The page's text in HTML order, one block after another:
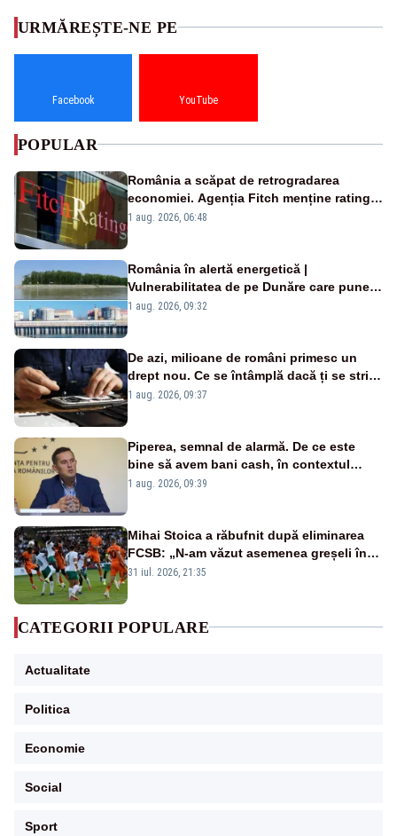
URMĂREȘTE-NE PE
Facebook YouTube
POPULAR
România a scăpat de retrogradarea
economiei. Agenția Fitch menține ratingul
„BBB-” cu perspectivă negativă
1 aug. 2026, 06:48
România în alertă energetică |
Vulnerabilitatea de pe Dunăre care pune
în pericol Centrala Cernavodă era
1 aug. 2026, 09:32
De azi, milioane de români primesc un
drept nou. Ce se întâmplă dacă ți se strică
un produs
1 aug. 2026, 09:37
Piperea, semnal de alarmă. De ce este
bine să avem bani cash, în contextul
alertei energetice?
1 aug. 2026, 09:39
Mihai Stoica a răbufnit după eliminarea
FCSB: „N-am văzut asemenea greșeli în
190 de meciuri europene”
31 iul. 2026, 21:35
CATEGORII POPULARE
Actualitate
Politica
Economie
Social
Sport